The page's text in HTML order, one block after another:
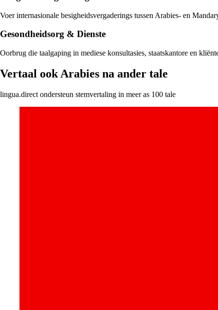
Voer internasionale besigheidsvergaderings tussen Arabies- en
Gesondheidsorg & Dienste
Oorbrug die taalgaping in mediese konsultasies, staatskantore en
Vertaal ook Arabies na ander tale
lingua.direct ondersteun stemvertaling in meer as 100 tale